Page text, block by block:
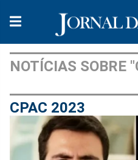
NOTÍCIAS SOBRE
CPAC 2023